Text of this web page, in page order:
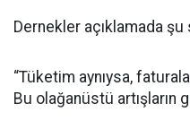
Dernekler açıklamada
“Tüketim aynıysa,
Bu olağanüstü artışların